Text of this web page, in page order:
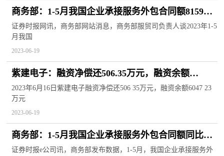
商务部：1-5月我国企业承接服务外包合同额8159亿
元人民币
证券时报网讯，商务部网站消息，商务部服贸司负责人谈2023年1-5
月我国
2023-06-19
紫建电子：融资净偿还506.35万元，融资余额
6047.23万元（06-16）
2023年6月16日紫建电子融资净偿还506 35万元，融资余额6047 23
万元
2023-06-19
商务部：1-5月我国企业承接服务外包合同额同比增
长12.3%
证券时报e公司讯，商务部发布数据，1-5月，我国企业承接服务外